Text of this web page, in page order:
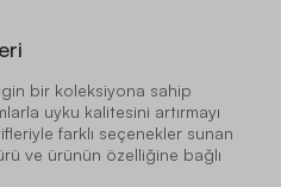
bir koleksiyona sahip
uyku kalitesini artırmayı
farklı seçenekler sunan
ve ürünün özelliğine bağlı